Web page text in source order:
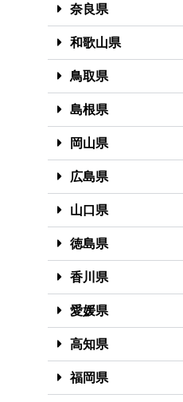
奈良県
和歌山県
鳥取県
島根県
岡山県
広島県
山口県
徳島県
香川県
愛媛県
高知県
福岡県